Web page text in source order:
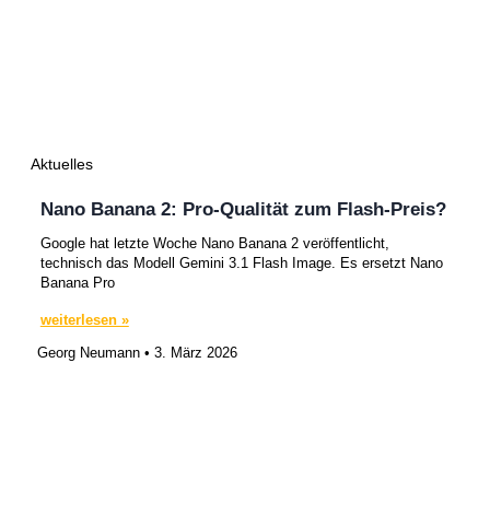
Aktuelles
Nano Banana 2: Pro-Qualität zum Flash-Preis?
Google hat letzte Woche Nano Banana 2 veröffentlicht,
technisch das Modell Gemini 3.1 Flash Image. Es ersetzt Nano
Banana Pro
weiterlesen »
Georg Neumann
3. März 2026